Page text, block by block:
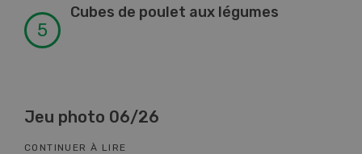
Cubes de poulet aux légumes
Jeu photo 06/26
CONTINUER À LIRE